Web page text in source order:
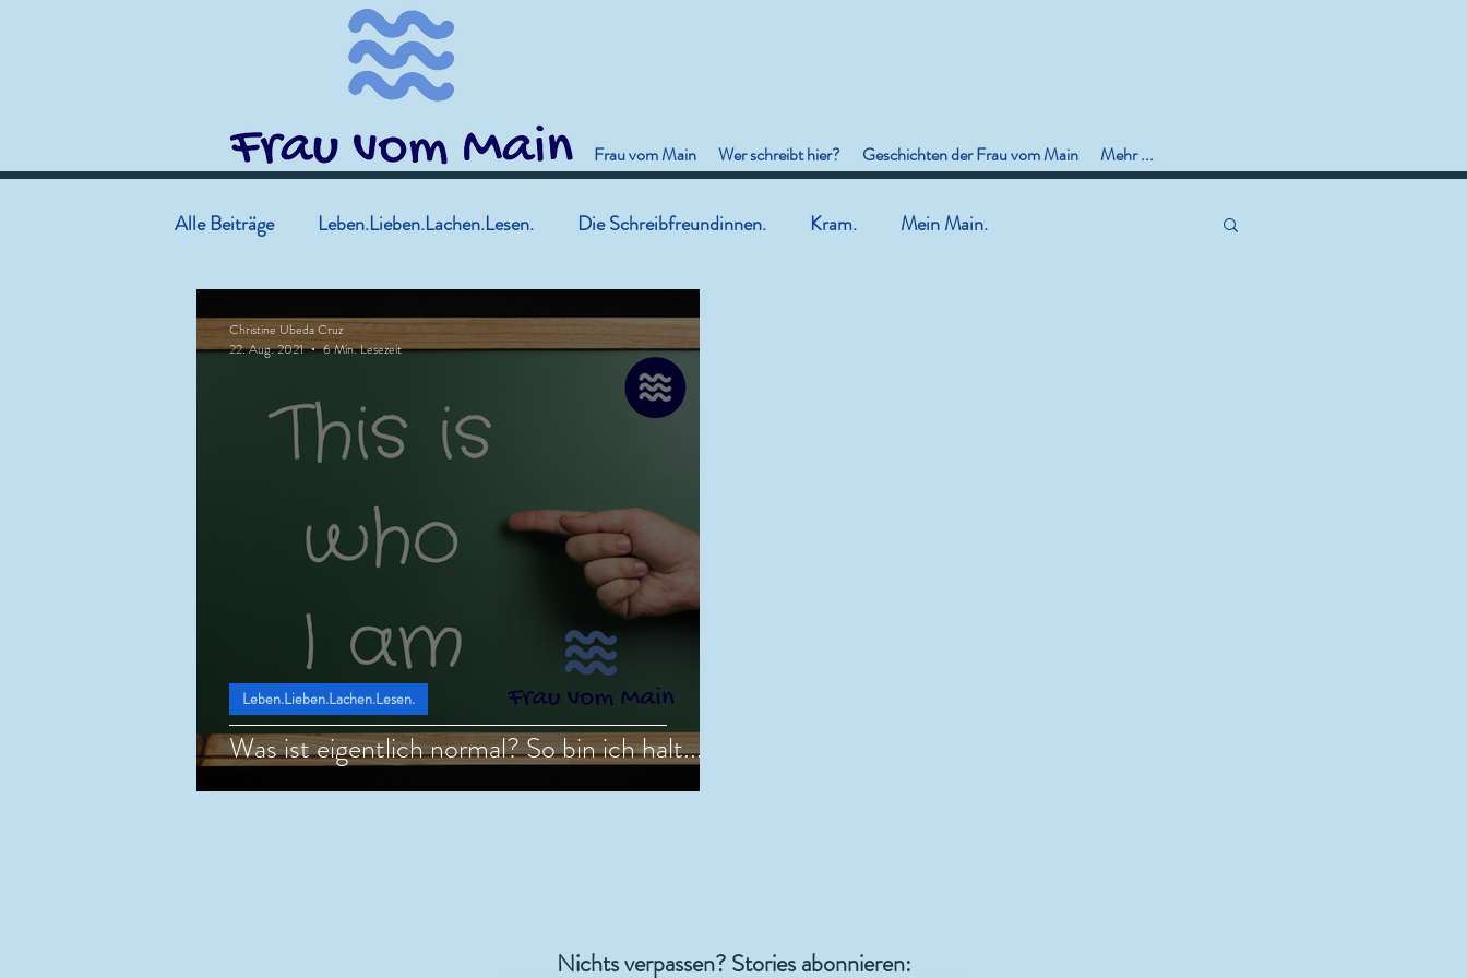
Frau vom Main Wer schreibt hier? Geschichten der Frau vom Main Mehr ...
Alle Beiträge Leben.Lieben.Lachen.Lesen. Die Schreibfreundinnen. Kram. Mein Main.
Was ist eigentlich normal? So bin ich halt...
Leben.Lieben.Lachen.Lesen.
Christine Ubeda Cruz
22. Aug. 2021
6 Min. Lesezeit
Nichts verpassen? Stories abonnieren: